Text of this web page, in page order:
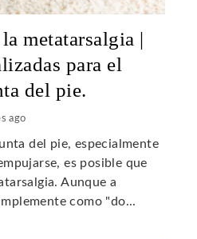
metatarsalgia |
para el
del pie.
ago
del pie, especialmente
es posible que
Aunque a
como "do...